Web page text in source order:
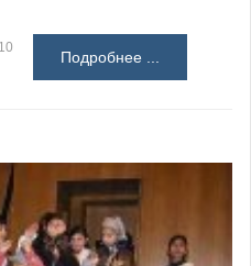
Подробнее ...